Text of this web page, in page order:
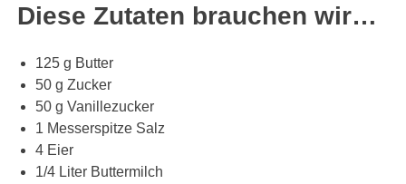
Diese Zutaten brauchen wir…
125 g Butter
50 g Zucker
50 g Vanillezucker
1 Messerspitze Salz
4 Eier
1/4 Liter Buttermilch